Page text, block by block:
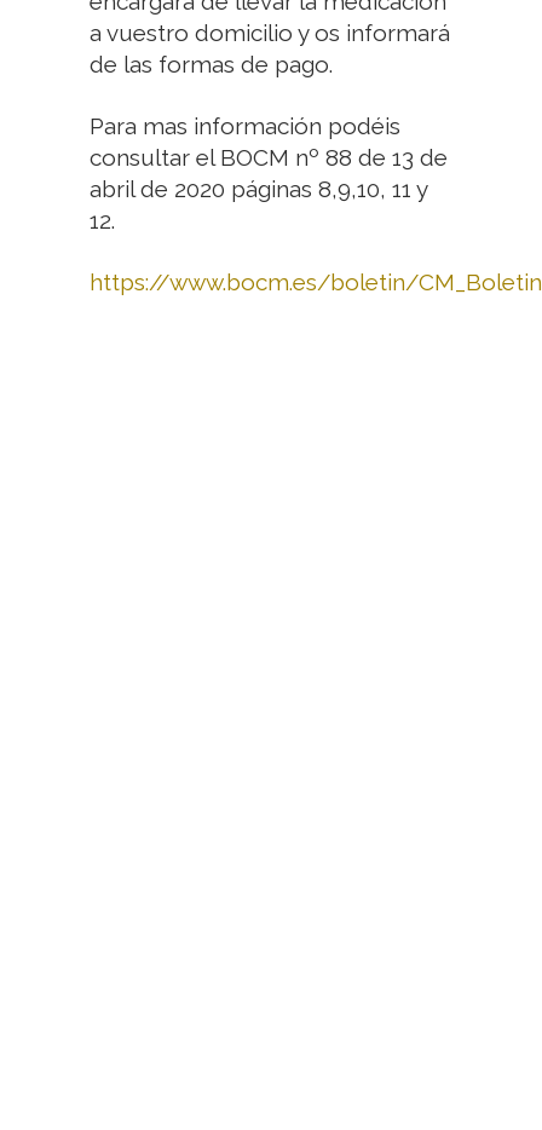
a vuestro domicilio y os informará
de las formas de pago.
Para mas información podéis
consultar el BOCM nº 88 de 13 de
abril de 2020 páginas 8,9,10, 11 y
12.
https://www.bocm.es/boletin/